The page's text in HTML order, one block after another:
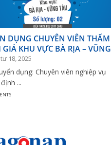
DỤNG CHUYÊN VIÊN THẨM
KHU VỰC BÀ RỊA – VŨNG
18, 2025
dụng: Chuyên viên nghiệp vụ
...